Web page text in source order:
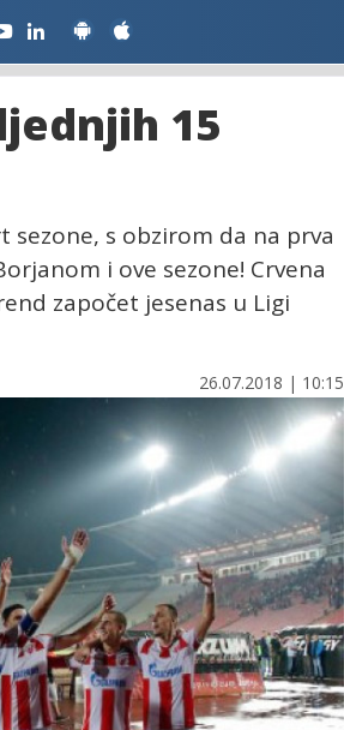
15
sezone, s obzirom da na prva
i ove sezone! Crvena
započet jesenas u Ligi
26.07.2018 | 10:15